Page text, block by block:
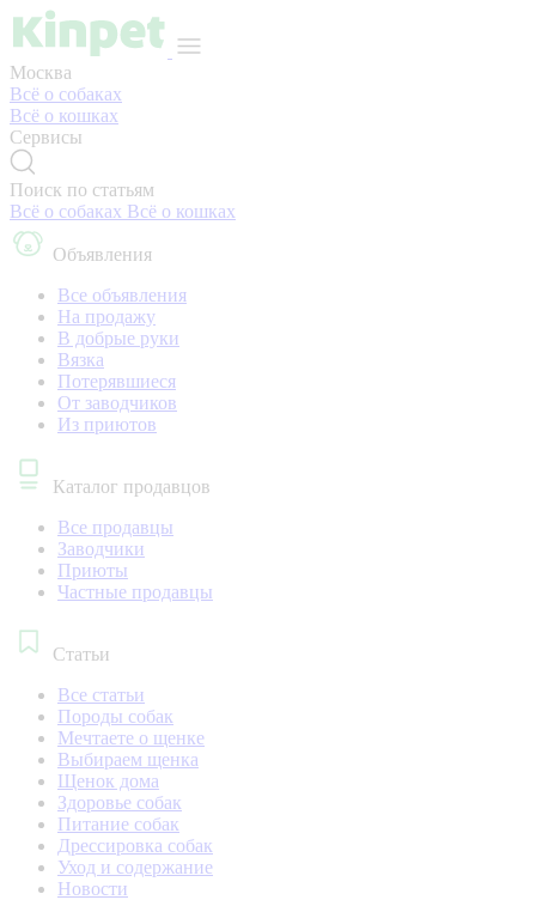
Москва
Всё о собаках
Всё о кошках
Сервисы
Поиск по статьям
Всё о собаках Всё о кошках
Объявления
Все объявления
На продажу
В добрые руки
Вязка
Потерявшиеся
От заводчиков
Из приютов
Каталог продавцов
Все продавцы
Заводчики
Приюты
Частные продавцы
Статьи
Все статьи
Породы собак
Мечтаете о щенке
Выбираем щенка
Щенок дома
Здоровье собак
Питание собак
Дрессировка собак
Уход и содержание
Новости